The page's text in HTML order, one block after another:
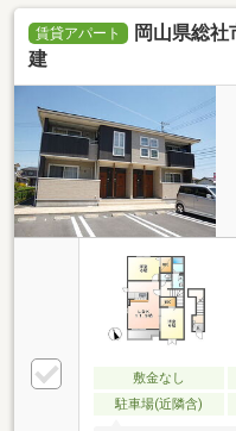
賃貸アパート
岡山県総
建
敷金なし
駐車場(近隣含)